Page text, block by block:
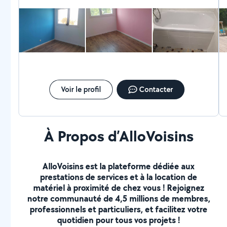
Voir le profil Contacter
À Propos d’AlloVoisins
AlloVoisins est la plateforme dédiée aux
prestations de services et à la location de
matériel à proximité de chez vous ! Rejoignez
notre communauté de 4,5 millions de membres,
professionnels et particuliers, et facilitez votre
quotidien pour tous vos projets !